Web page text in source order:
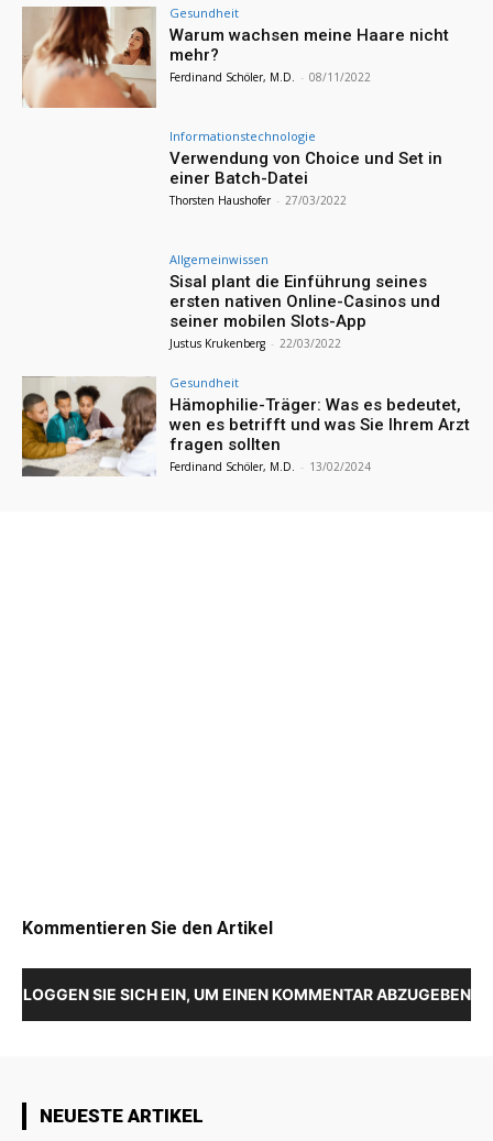
Gesundheit
Warum wachsen meine Haare nicht
mehr?
Ferdinand Schöler, M.D. - 08/11/2022
Informationstechnologie
Verwendung von Choice und Set in
einer Batch-Datei
Thorsten Haushofer - 27/03/2022
Allgemeinwissen
Sisal plant die Einführung seines
ersten nativen Online-Casinos und
seiner mobilen Slots-App
Justus Krukenberg - 22/03/2022
Gesundheit
Hämophilie-Träger: Was es bedeutet,
wen es betrifft und was Sie Ihrem Arzt
fragen sollten
Ferdinand Schöler, M.D. - 13/02/2024
Kommentieren Sie den Artikel
LOGGEN SIE SICH EIN, UM EINEN KOMMENTAR ABZUGEBEN
NEUESTE ARTIKEL